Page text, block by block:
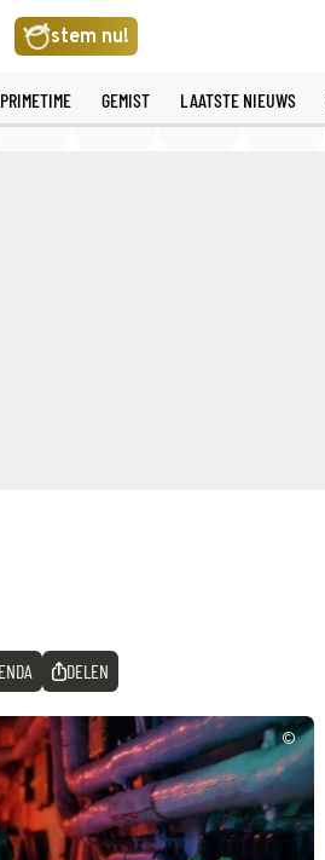
stem nu!
PRIMETIME GEMIST LAATSTE NIEUWS
DELEN
©